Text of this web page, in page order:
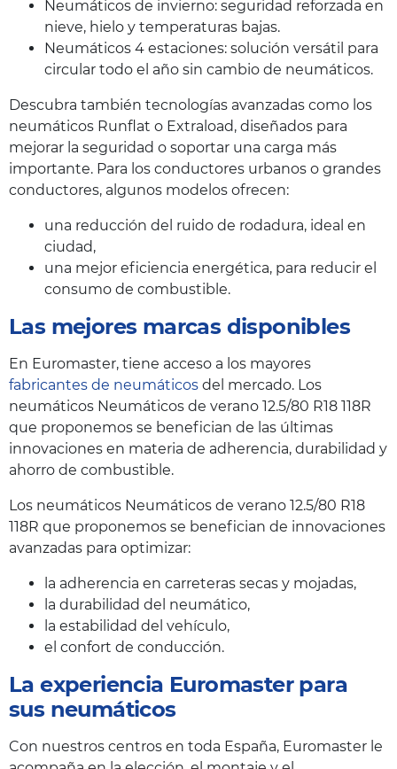
Neumáticos de invierno: seguridad reforzada en
nieve, hielo y temperaturas bajas.
Neumáticos 4 estaciones: solución versátil para
circular todo el año sin cambio de neumáticos.
Descubra también tecnologías avanzadas como los
neumáticos Runflat o Extraload, diseñados para
mejorar la seguridad o soportar una carga más
importante. Para los conductores urbanos o grandes
conductores, algunos modelos ofrecen:
una reducción del ruido de rodadura, ideal en
ciudad,
una mejor eficiencia energética, para reducir el
consumo de combustible.
Las mejores marcas disponibles
En Euromaster, tiene acceso a los mayores
fabricantes de neumáticos del mercado. Los
neumáticos Neumáticos de verano 12.5/80 R18 118R
que proponemos se benefician de las últimas
innovaciones en materia de adherencia, durabilidad y
ahorro de combustible.
Los neumáticos Neumáticos de verano 12.5/80 R18
118R que proponemos se benefician de innovaciones
avanzadas para optimizar:
la adherencia en carreteras secas y mojadas,
la durabilidad del neumático,
la estabilidad del vehículo,
el confort de conducción.
La experiencia Euromaster para
sus neumáticos
Con nuestros centros en toda España, Euromaster le